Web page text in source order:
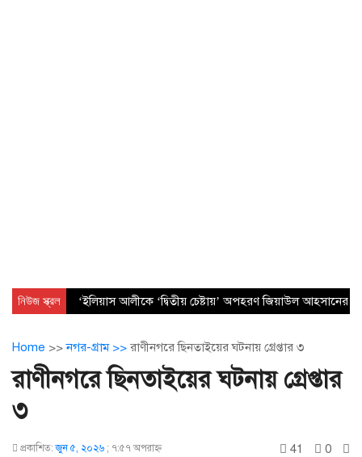
নিউজ স্ক্রল ‘ইলিয়াস আলীকে ‘দ্বিতীয় চেষ্টায়’ অপহরণ জিয়াউল আহসানের
Home >>নগর-গ্রাম >> রাণীনগরে ছিনতাইয়ের ঘটনায় গ্রেপ্তার ৩
রাণীনগরে ছিনতাইয়ের ঘটনায় গ্রেপ্তার
৩
প্রকাশিত:জুন ৫, ২০২৬ ; ৭:৫৭ অপরাহ্ণ 41 0